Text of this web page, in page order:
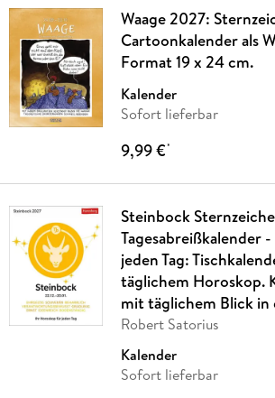
Waage 2027:
Cartoonkalender als
Format 19 x 24 cm.
Kalender
Sofort lieferbar
9,99 €*
Steinbock
Tagesabreißkalender
jeden Tag:
täglichem Horoskop.
mit täglichem Blick in
Robert Satorius
Kalender
Sofort lieferbar